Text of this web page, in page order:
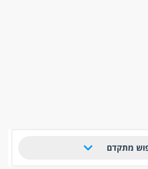
מתקדם